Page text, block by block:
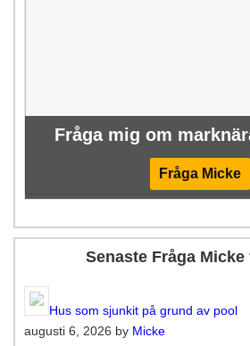
Fråga mig om
Fråga Micke
Senaste Fråga
Hus som sjunkit på grund av pool
augusti 6, 2026 by Micke